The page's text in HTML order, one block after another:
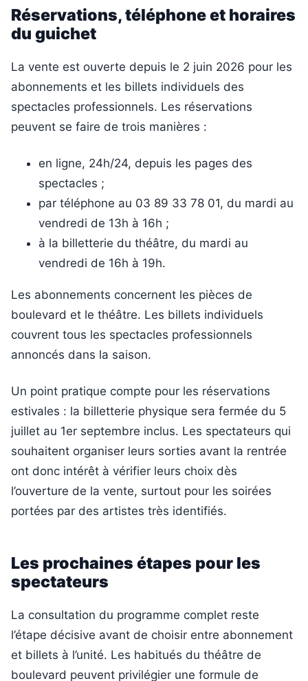
Réservations, téléphone et horaires
du guichet
La vente est ouverte depuis le 2 juin 2026 pour les
abonnements et les billets individuels des
spectacles professionnels. Les réservations
peuvent se faire de trois manières :
en ligne, 24h/24, depuis les pages des
spectacles ;
par téléphone au 03 89 33 78 01, du mardi au
vendredi de 13h à 16h ;
à la billetterie du théâtre, du mardi au
vendredi de 16h à 19h.
Les abonnements concernent les pièces de
boulevard et le théâtre. Les billets individuels
couvrent tous les spectacles professionnels
annoncés dans la saison.
Un point pratique compte pour les réservations
estivales : la billetterie physique sera fermée du 5
juillet au 1er septembre inclus. Les spectateurs qui
souhaitent organiser leurs sorties avant la rentrée
ont donc intérêt à vérifier leurs choix dès
l’ouverture de la vente, surtout pour les soirées
portées par des artistes très identifiés.
Les prochaines étapes pour les
spectateurs
La consultation du programme complet reste
l’étape décisive avant de choisir entre abonnement
et billets à l’unité. Les habitués du théâtre de
boulevard peuvent privilégier une formule de